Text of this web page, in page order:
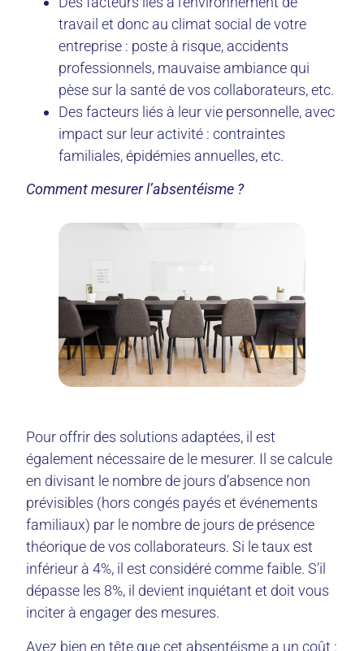
travail et donc au climat social de votre
entreprise : poste à risque, accidents
professionnels, mauvaise ambiance qui
pèse sur la santé de vos collaborateurs, etc.
Des facteurs liés à leur vie personnelle, avec
impact sur leur activité : contraintes
familiales, épidémies annuelles, etc.
Comment mesurer l’absentéisme ?
Pour offrir des solutions adaptées, il est
également nécessaire de le mesurer. Il se calcule
en divisant le nombre de jours d’absence non
prévisibles (hors congés payés et événements
familiaux) par le nombre de jours de présence
théorique de vos collaborateurs. Si le taux est
inférieur à 4%, il est considéré comme faible. S’il
dépasse les 8%, il devient inquiétant et doit vous
inciter à engager des mesures.
Ayez bien en tête que cet absentéisme a un coût :